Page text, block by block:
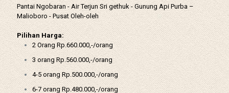
Pantai Ngobaran - Air Terjun Sri gethuk - Gunung Api Purba –
Malioboro - Pusat Oleh-oleh
Pilihan Harga:
2 Orang Rp.660.000,-/orang
3 orang Rp.560.000,-/orang
4-5 orang Rp.500.000,-/orang
6-7 orang Rp.480.000,-/orang